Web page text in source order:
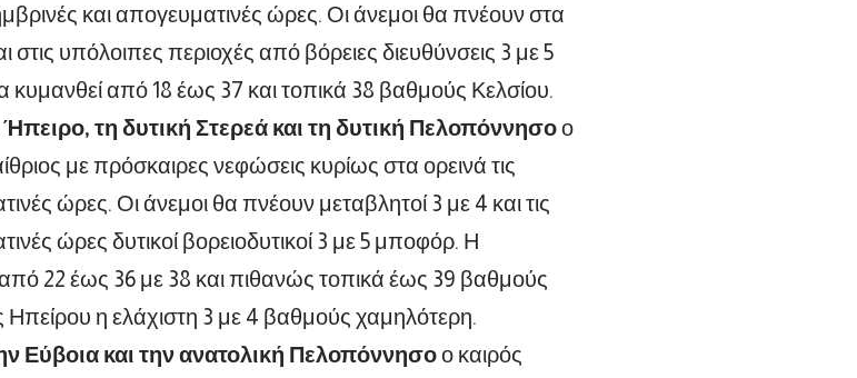
και απογευματινές ώρες. Οι άνεμοι θα πνέουν στα
στις υπόλοιπες περιοχές από βόρειες διευθύνσεις 3 με 5
από 18 έως 37 και τοπικά 38 βαθμούς Κελσίου.
Ήπειρο, τη δυτική Στερεά και τη δυτική Πελοπόννησοο
με πρόσκαιρες νεφώσεις κυρίως στα ορεινά τις
ώρες. Οι άνεμοι θα πνέουν μεταβλητοί 3 με 4 και τις
ώρες δυτικοί βορειοδυτικοί 3 με 5 μποφόρ. Η
22 έως 36 με 38 και πιθανώς τοπικά έως 39 βαθμούς
Ηπείρου η ελάχιστη 3 με 4 βαθμούς χαμηλότερη.
Εύβοια και την ανατολική Πελοπόννησοο καιρός